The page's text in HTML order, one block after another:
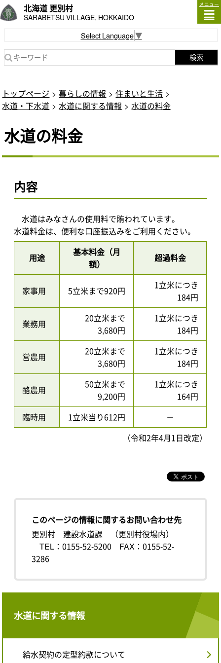
北海道 更別村
SARABETSU VILLAGE, HOKKAIDO
メニュー
Select Language▼
検索
トップページ 暮らしの情報
住まいと生活
水道・下水道
水道に関する情報 水道の料金
水道の料金
内容
水道はみなさんの使用料で賄われています。
水道料金は、便利な口座振込みをご利用ください。
用途
基本料金（月
額）
超過料金
家事用 5立米まで920円
1立米につき
184円
業務用
20立米まで
3,680円
1立米につき
184円
営農用
20立米まで
3,680円
1立米につき
184円
酪農用
50立米まで
9,200円
1立米につき
164円
臨時用
1立米当り612円
－
（令和2年4月1日改定）
このページの情報に関するお問い合わせ先
更別村 建設水道課 （更別村役場内）
TEL：0155-52-5200
FAX：0155-52-
3286
水道に関する情報
給水契約の定型約款について